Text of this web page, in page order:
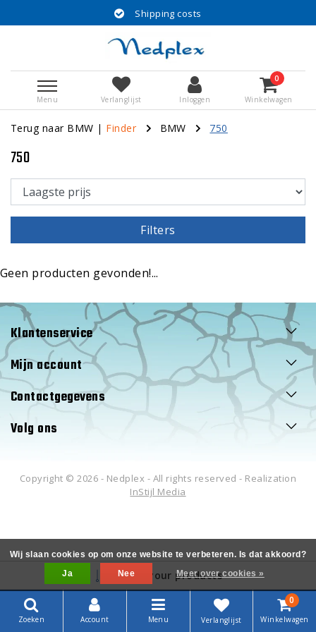
Shipping costs
Menu Verlanglijst Inloggen
0
Winkelwagen
Terug naar BMW | Finder BMW 750
750
Filters
Geen producten gevonden!...
Klantenservice
Mijn account
Contactgegevens
Volg ons
Copyright © 2026 - Nedplex - All rights reserved - Realization
InStijl Media
Filter your products
Zoeken Account Menu Verlanglijst
0
Winkelwagen
Wij slaan cookies op om onze website te verbeteren. Is dat akkoord?
Ja
Nee Meer over cookies »